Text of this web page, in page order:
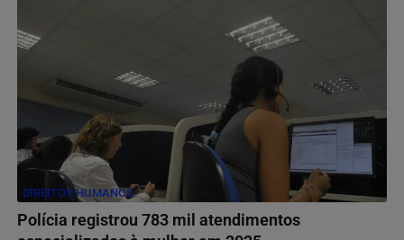
DIREITOS HUMANOS
Polícia registrou 783 mil atendimentos